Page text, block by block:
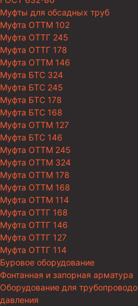
Муфты для обсадных труб
Муфта ОТТМ 102
Муфта ОТТГ 245
Муфта ОТТГ 178
Муфта ОТТМ 146
Муфта БТС 324
Муфта БТС 245
Муфта БТС 178
Муфта БТС 168
Муфта ОТТМ 127
Муфта БТС 146
Муфта ОТТМ 245
Муфта ОТТМ 324
Муфта ОТТМ 178
Муфта ОТТМ 168
Муфта ОТТМ 114
Муфта ОТТГ 168
Муфта ОТТГ 146
Муфта ОТТГ 127
Муфта ОТТГ 114
Буровое оборудование
Фонтанная и запорная арматура
Оборудование для
давления